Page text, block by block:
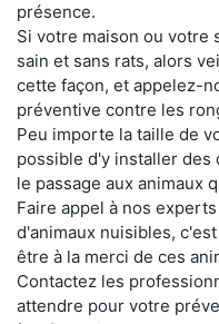
présence.
Si votre maison ou votre
sain et sans rats, alors
cette façon, et appelez-
préventive contre les
Peu importe la taille de
possible d'y installer
le passage aux animaux
Faire appel à nos
d'animaux nuisibles,
être à la merci de ces
Contactez les
attendre pour votre